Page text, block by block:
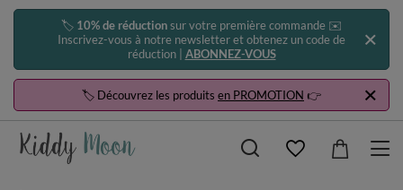
🏷️ 10% de réductionsur votre première commande ✉️
Inscrivez-vous à notre newsletter et obtenez un code de
réduction | ABONNEZ-VOUS
🏷️ Découvrez les produits en PROMOTION 👉